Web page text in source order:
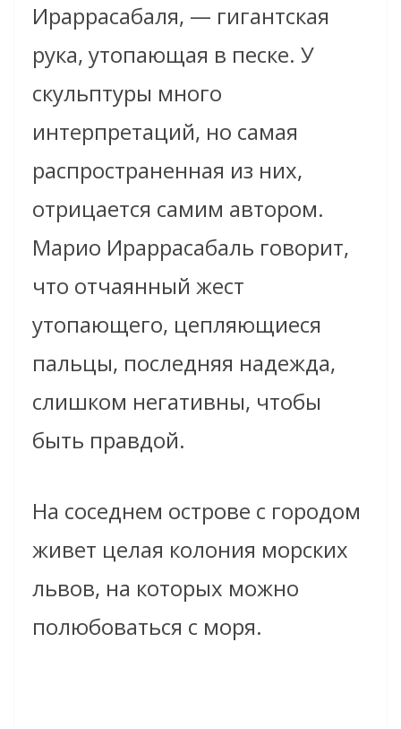
Ираррасабаля, — гигантская
рука, утопающая в песке. У
скульптуры много
интерпретаций, но самая
распространенная из них,
отрицается самим автором.
Марио Ираррасабаль говорит,
что отчаянный жест
утопающего, цепляющиеся
пальцы, последняя надежда,
слишком негативны, чтобы
быть правдой.
На соседнем острове с городом
живет целая колония морских
львов, на которых можно
полюбоваться с моря.